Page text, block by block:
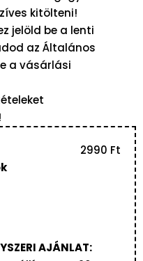
kitölteni!
jelöld be a lenti
az Általános
a vásárlási
2990 Ft
AJÁNLAT: